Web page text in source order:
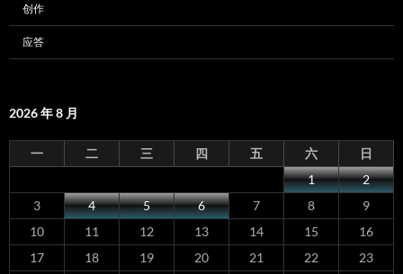
创作
应答
2026 年 8 月
一 二 三 四 五 六
日
1
2
3
4 5 6 7 8
9
10
11 12 13 14 15
16
17
18 19 20 21 22
23